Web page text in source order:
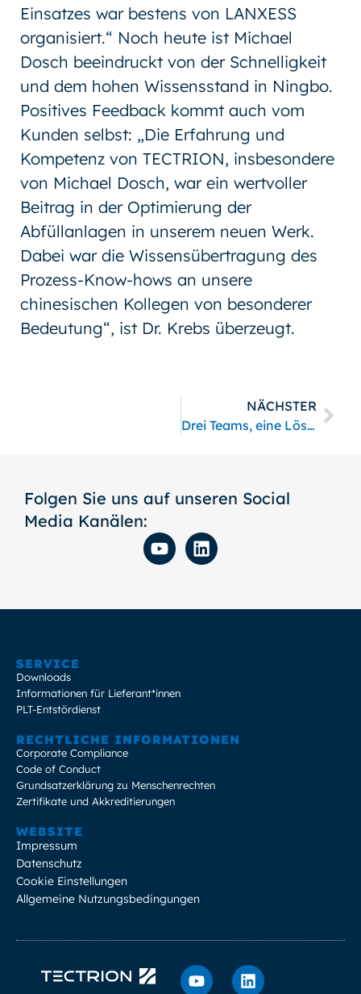
Einsatzes war bestens von LANXESS
organisiert.“ Noch heute ist Michael
Dosch beeindruckt von der Schnelligkeit
und dem hohen Wissensstand in Ningbo.
Positives Feedback kommt auch vom
Kunden selbst: „Die Erfahrung und
Kompetenz von TECTRION, insbesondere
von Michael Dosch, war ein wertvoller
Beitrag in der Optimierung der
Abfüllanlagen in unserem neuen Werk.
Dabei war die Wissensübertragung des
Prozess-Know-hows an unsere
chinesischen Kollegen von besonderer
Bedeutung“, ist Dr. Krebs überzeugt.
NÄCHSTER
Drei Teams, eine Lösung
Folgen Sie uns auf unseren Social
Media Kanälen:
SERVICE
Downloads
Informationen für Lieferant*innen
PLT-Entstördienst
RECHTLICHE INFORMATIONEN
Corporate Compliance
Code of Conduct
Grundsatzerklärung zu Menschenrechten
Zertifikate und Akkreditierungen
WEBSITE
Impressum
Datenschutz
Cookie Einstellungen
Allgemeine Nutzungsbedingungen